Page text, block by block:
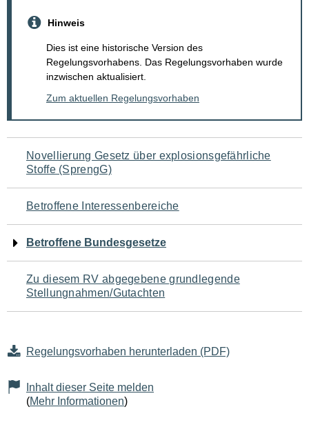
Hinweis
Dies ist eine historische Version des
Regelungsvorhabens. Das Regelungsvorhaben wurde
inzwischen aktualisiert.
Zum aktuellen Regelungsvorhaben
Navigation
für
den
Seiteninhalt
Novellierung Gesetz über explosionsgefährliche
Stoffe (SprengG)
Betroffene Interessenbereiche
Betroffene Bundesgesetze
Zu diesem RV abgegebene grundlegende
Stellungnahmen/Gutachten
Regelungsvorhaben herunterladen (PDF)
Inhalt dieser Seite melden
(Mehr Informationen)